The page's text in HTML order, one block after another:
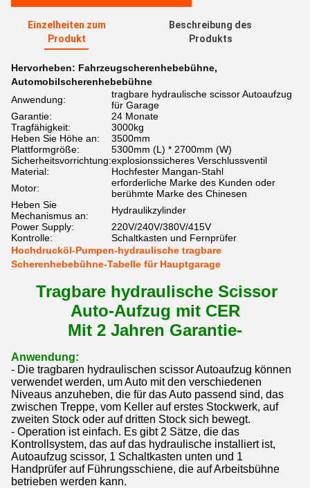
Einzelheiten zum
Produkt
Beschreibung des
Produkts
Hervorheben: Fahrzeugscherenhebebühne,
Automobilscherenhebebühne
Anwendung:
tragbare hydraulische scissor Autoaufzug
für Garage
Garantie:
24 Monate
Tragfähigkeit:
3000kg
Heben Sie Höhe an:
3500mm
Plattformgröße:
5300mm (L) * 2700mm (W)
Sicherheitsvorrichtung:explosionssicheres Verschlussventil
Material:
Hochfester Mangan-Stahl
Motor:
erforderliche Marke des Kunden oder
berühmte Marke des Chinesen
Heben Sie
Mechanismus an:
Hydraulikzylinder
Power Supply:
220V/240V/380V/415V
Kontrolle:
Schaltkasten und Fernprüfer
Hochdrucköl-Pumpen-hydraulische tragbare
Scherenhebebühne-Tabelle für Hauptgarage
Tragbare hydraulische Scissor
Auto-Aufzug mit CER
Mit 2 Jahren Garantie-
Anwendung:
- Die tragbaren hydraulischen scissor Autoaufzug können
verwendet werden, um Auto mit den verschiedenen
Niveaus anzuheben, die für das Auto passend sind, das
zwischen Treppe, vom Keller auf erstes Stockwerk, auf
zweiten Stock oder auf dritten Stock sich bewegt.
- Operation ist einfach. Es gibt 2 Sätze, die das
Kontrollsystem, das auf das hydraulische installiert ist,
Autoaufzug scissor, 1 Schaltkasten unten und 1
Handprüfer auf Führungsschiene, die auf Arbeitsbühne
betrieben werden kann.